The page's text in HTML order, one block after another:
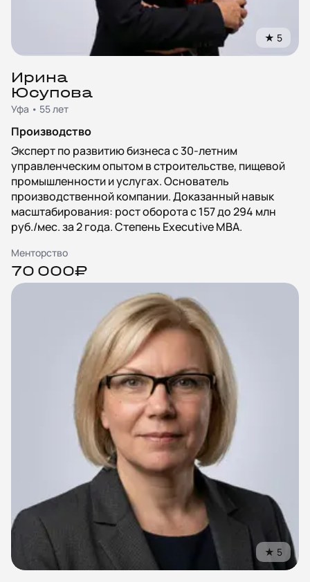
★ 5
Ирина
Юсупова
Уфа • 55 лет
Производство
Эксперт по развитию бизнеса с 30-летним
управленческим опытом в строительстве, пищевой
промышленности и услугах. Основатель
производственной компании. Доказанный навык
масштабирования: рост оборота с 157 до 294 млн
руб./мес. за 2 года. Степень Executive MBA.
Менторство
70 000₽
★ 5